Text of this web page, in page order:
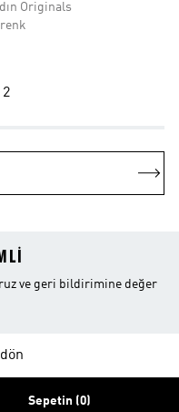
Originals
2
ve geri bildirimine değer
Sepetin (0)